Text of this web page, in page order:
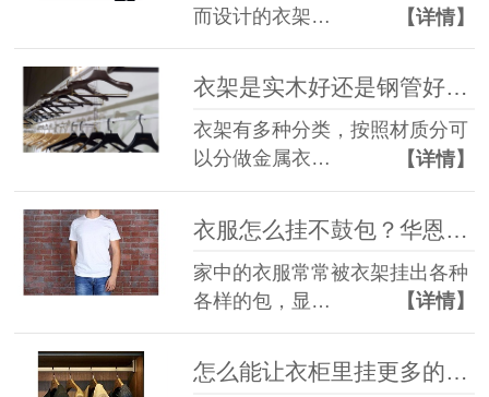
而设计的衣架…
【详情】
衣架是实木好还是钢管好？适合的才好！【华恩衣架】
衣架有多种分类，按照材质分可
以分做金属衣…
【详情】
衣服怎么挂不鼓包？华恩衣架来帮你【华恩衣架】
家中的衣服常常被衣架挂出各种
各样的包，显…
【详情】
怎么能让衣柜里挂更多的衣服？让华恩来告诉你！【华恩衣架】